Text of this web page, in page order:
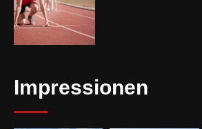
Impressionen